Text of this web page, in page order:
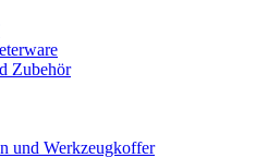
Zubehör
und Werkzeugkoffer